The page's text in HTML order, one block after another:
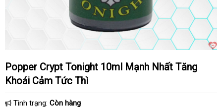
Popper Crypt Tonight 10ml Mạnh Nhất Tăng
Khoái Cảm Tức Thì
Tình trạng: Còn hàng